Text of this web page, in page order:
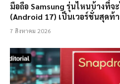
มือถือ Samsung รุ่นไหนบ้างที่จ
(Android 17) เป็นเวอร์ชั่นสุดท้
7 สิงหาคม 2026